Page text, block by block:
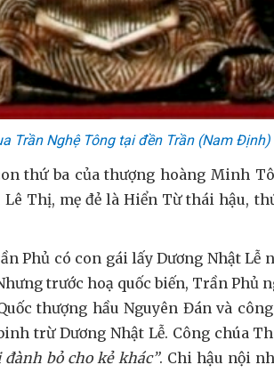
Trần Nghệ Tông tại đền Trần (Nam Định)
thứ ba của thượng hoàng Minh
Thị, mẹ đẻ là Hiển Từ thái hậu,
Phủ có con gái lấy Dương Nhật Lễ
trước hoạ quốc biến, Trần Phủ
thượng hầu Nguyên Đán và
trừ Dương Nhật Lễ. Công chúa
bỏ cho kẻ khác”. Chi hậu nội